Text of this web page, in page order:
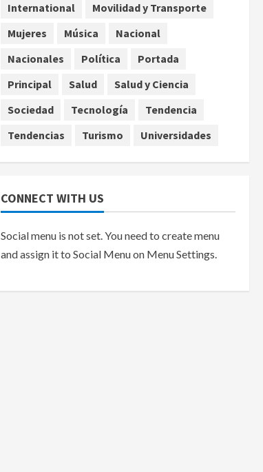
Sounders en su inicio de la
Leagues Cup 2026
International
Movilidad y Transporte
Mujeres
Música
Nacional
Nacionales
Política
Portada
Principal
Salud
Salud y Ciencia
Sociedad
Tecnología
Tendencia
Tendencias
Turismo Universidades
CONNECT WITH US
Social menu is not set. You need to create menu
and assign it to Social Menu on Menu Settings.